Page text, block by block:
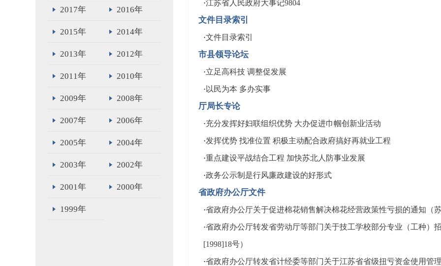
2017年 2016年
2015年 2014年
2013年 2012年
2011年 2010年
2009年 2008年
2007年 2006年
2005年 2004年
2003年 2002年
2001年 2000年
1999年
·江苏省人民政府大事记9804
文件目录索引
·文件目录索引
市县领导论坛
·立足高科技 调整促发展
· 以民为本 多办实事
厅局长专论
·充分发挥好妇联组织优势 大办促进巾帼创新业活动
·发挥优势 找准位置 积极主动配合政府搞好再就业工程
·重点建设平战结合工程 加快苏北人防事业发展
·政务公示制是行风廉政建设的好形式
省政府办公厅文件
·省政府办公厅关于促进棉花销售解决棉花经营政策性亏损的通知（
·省政府办公厅转发省劳动厅等部门关于技工学校部分专业（工种）
[1998]18号）
·省政府办公厅转发省计经委等部门关于江苏省省级扭亏资金使用管